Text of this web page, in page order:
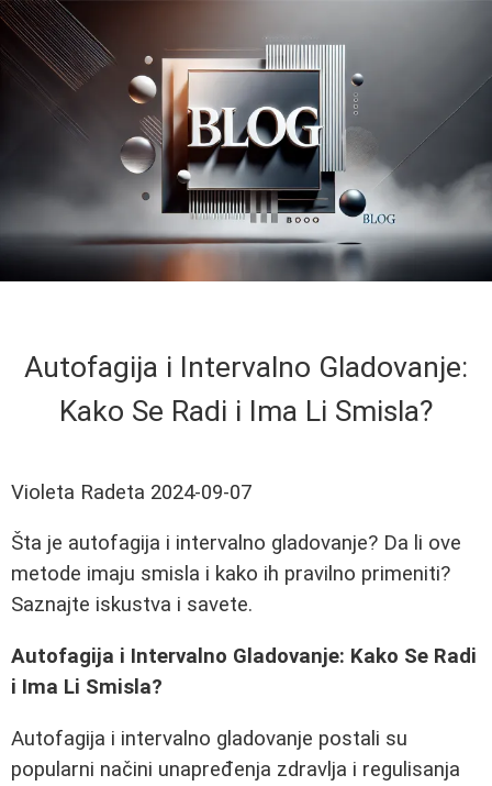
Autofagija i Intervalno Gladovanje:
Kako Se Radi i Ima Li Smisla?
Violeta Radeta 2024-09-07
Šta je autofagija i intervalno gladovanje? Da li ove
metode imaju smisla i kako ih pravilno primeniti?
Saznajte iskustva i savete.
Autofagija i Intervalno Gladovanje: Kako Se Radi
i Ima Li Smisla?
Autofagija i intervalno gladovanje postali su
popularni načini unapređenja zdravlja i regulisanja